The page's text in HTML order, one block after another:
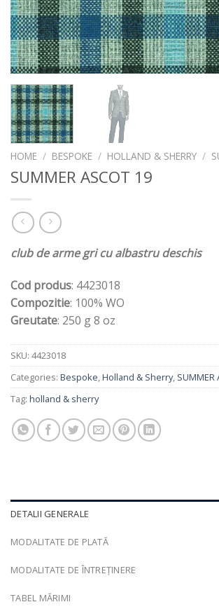
HOME / BESPOKE / HOLLAND & SHERRY /
SUMMER ASCOT 19
club de arme gri cu albastru deschis
Cod produs: 4423018
Compozitie: 100% WO
Greutate: 250 g 8 oz
SKU: 4423018
Categories: Bespoke,Holland & Sherry, SUMMER
Tag: holland & sherry
DETALII GENERALE
MODALITATE DE PLATĂ
MODALITATE DE ÎNTREȚINERE
TABEL MĂRIMI